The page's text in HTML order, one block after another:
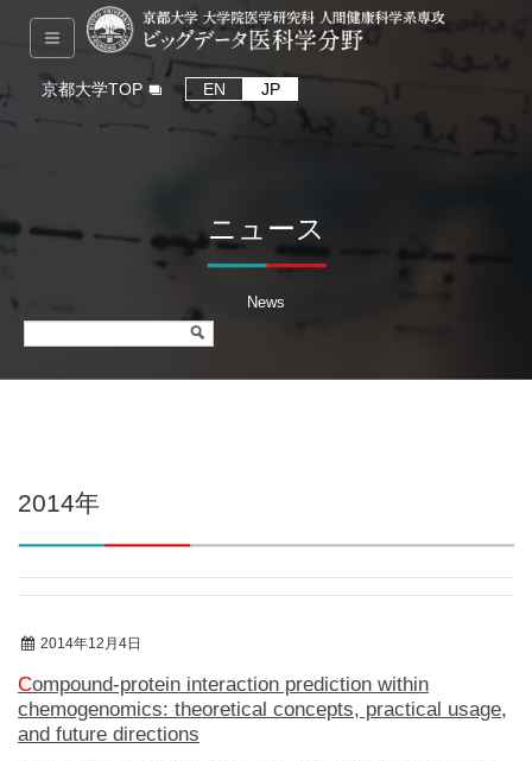
京都大学TOP EN JP
ニュース
News
2014年
2014年12月4日
Compound-protein interaction prediction within
chemogenomics: theoretical concepts, practical usage,
and future directions